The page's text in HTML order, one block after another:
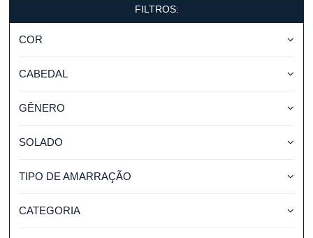
FILTROS:
COR
CABEDAL
GÊNERO
SOLADO
TIPO DE AMARRAÇÃO
CATEGORIA